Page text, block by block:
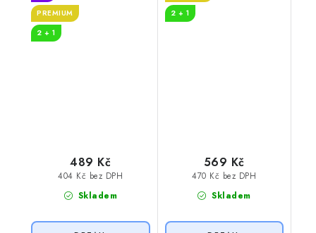
PREMIUM
2 + 1
Skladem
404 Kč bez DPH
489 Kč
2 + 1
Skladem
470 Kč bez DPH
569 Kč